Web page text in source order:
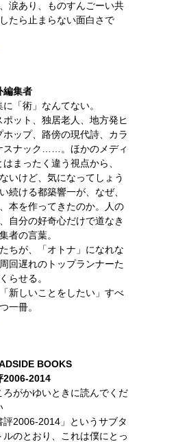
涙あり、ものすんごーい共
たら止まらない面白さで
編集者
に「術」なんてない。
ポット、独居老人、地方発ヒ
ホップ、路傍の現代詩、カラ
スナック……。ほかのメディ
はまったく違う視点から、
いけど、気になってしょう
続ける都築響一が、なぜ、
本を作ってきたのか。人の
自分の好奇心だけで道なき
者の言葉。
ちが、「オトナ」になれな
回遅れのトップランナーた
らせる。
新しいことをしたい」すべ
一冊。
BOOKS
2006-2014
ろがかゆいときに読んでくだ
評2006-2014」というサブタ
ルのとおり、これは僕にとっ